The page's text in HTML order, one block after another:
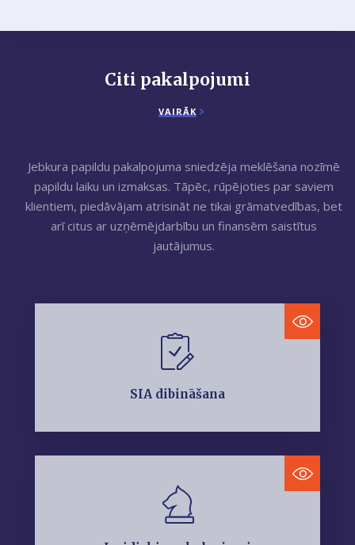
Citi pakalpojumi
VAIRĀK
Jebkura papildu pakalpojuma sniedzēja meklēšana nozīmē
papildu laiku un izmaksas. Tāpēc, rūpējoties par saviem
klientiem, piedāvājam atrisināt ne tikai grāmatvedības, bet
arī citus ar uzņēmējdarbību un finansēm saistītus
jautājumus.
SIA dibināšana